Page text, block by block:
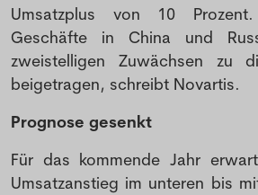
Umsatzplus von 10
Geschäfte in China und
zweistelligen Zuwächsen zu
beigetragen, schreibt Novartis.
Prognose gesenkt
Für das kommende Jahr
Umsatzanstieg im unteren bis